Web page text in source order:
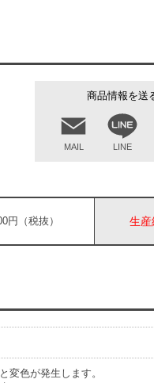
商品情報を送
MAIL LINE
円（税抜） 生産
変色が発生します。